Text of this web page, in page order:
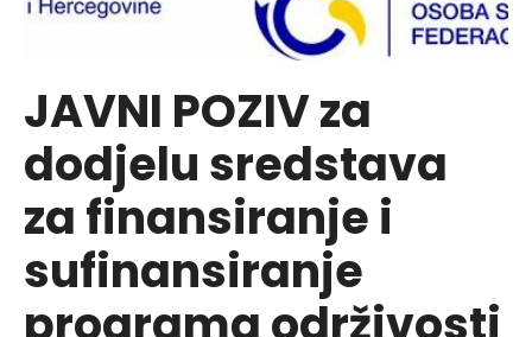
novčanog
novo
zapošljavanje
osoba
sa
invaliditetom
u
2023.
JAVNI POZIV za
dodjelu sredstava
za finansiranje i
sufinansiranje
programa održivosti